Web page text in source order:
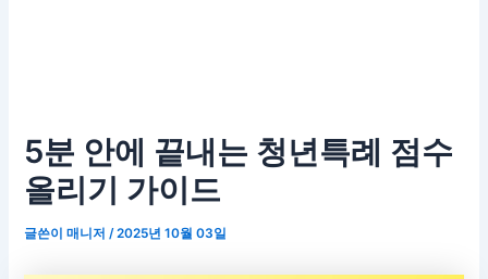
5분 안에 끝내는 청년특례 점수
올리기 가이드
글쓴이매니저 /2025년 10월 03일